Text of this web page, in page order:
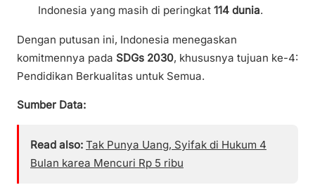
Indonesia yang masih di peringkat 114 dunia.
Dengan putusan ini, Indonesia menegaskan
komitmennya pada SDGs 2030, khususnya tujuan ke-4:
Pendidikan Berkualitas untuk Semua.
Sumber Data:
Read also: Tak Punya Uang, Syifak di Hukum 4
Bulan karea Mencuri Rp 5 ribu